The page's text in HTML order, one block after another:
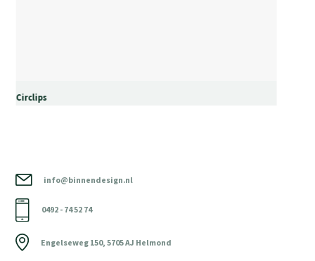
Circlips
info@binnendesign.nl
0492 - 74 52 74
Engelseweg 150, 5705 AJ Helmond